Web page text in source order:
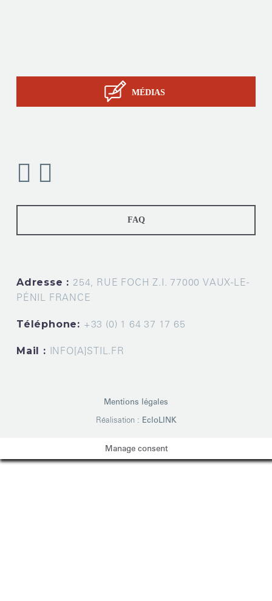
MÉDIAS
FAQ
Adresse : 254, RUE FOCH Z.I. 77000 VAUX-LE-
PÉNIL FRANCE
Téléphone: +33 (0) 1 64 37 17 65
Mail : INFO[A]STIL.FR
Mentions légales
Réalisation : EcloLINK
Manage consent